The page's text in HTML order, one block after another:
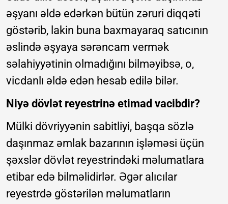
əşyanı əldə edərkən bütün zəruri diqqəti
göstərib, lakin buna baxmayaraq satıcının
əslində əşyaya sərəncam vermək
səlahiyyətinin olmadığını bilməyibsə, o,
vicdanlı əldə edən hesab edilə bilər.
Niyə dövlət reyestrinə etimad vacibdir?
Mülki dövriyyənin sabitliyi, başqa sözlə
daşınmaz əmlak bazarının işləməsi üçün
şəxslər dövlət reyestrindəki məlumatlara
etibar edə bilməlidirlər. Əgər alıcılar
reyestrdə göstərilən məlumatların